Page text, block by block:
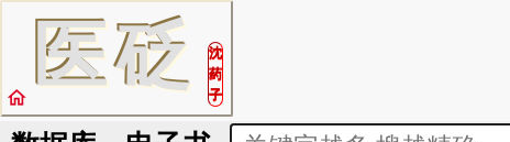
医砭
沈
药
子
home